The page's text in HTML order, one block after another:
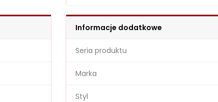
Informacje dodatkowe
Seria produktu
Marka
Styl